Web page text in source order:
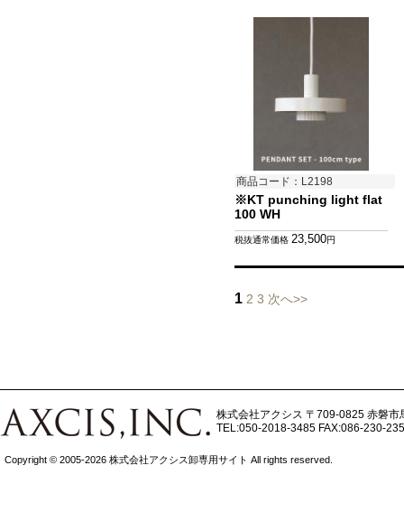
商品コード：L2198
※KT punching light flat
100 WH
税抜通常価格 23,500円
1 2 3 次へ>>
株式会社アクシス 〒709-0825 赤磐市
TEL:050-2018-3485 FAX:086-230-
Copyright © 2005-2026 株式会社アクシス卸専用サイト All rights reserved.